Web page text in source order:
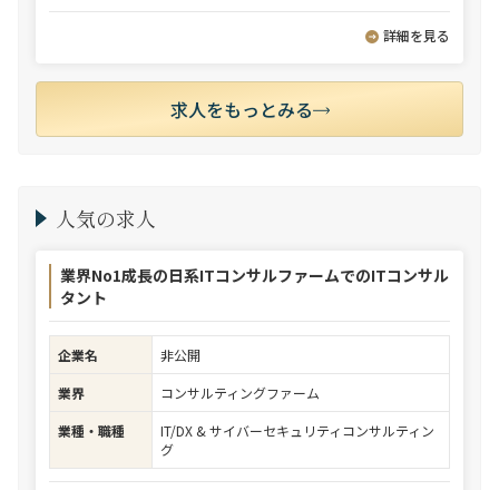
詳細を見る
求人をもっとみる
人気の求人
業界No1成長の日系ITコンサルファームでのITコンサル
タント
企業名
非公開
業界
コンサルティングファーム
業種・職種
IT/DX & サイバーセキュリティコンサルティン
グ